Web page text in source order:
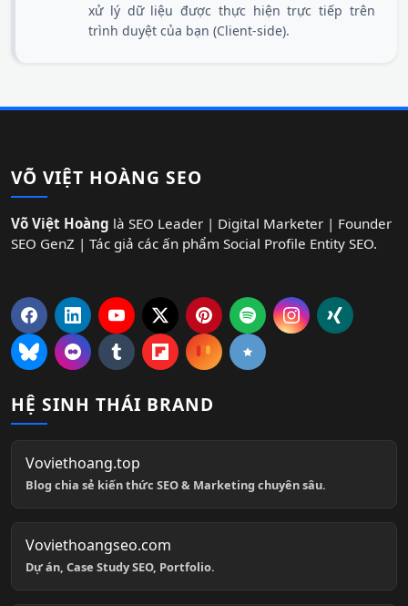
xử lý dữ liệu được thực hiện trực tiếp trên
trình duyệt của bạn (Client-side).
VÕ VIỆT HOÀNG SEO
Võ Việt Hoàng là SEO Leader | Digital Marketer | Founder
SEO GenZ | Tác giả các ấn phẩm Social Profile Entity SEO.
HỆ SINH THÁI BRAND
Voviethoang.top
Blog chia sẻ kiến thức SEO & Marketing chuyên sâu.
Voviethoangseo.com
Dự án, Case Study SEO, Portfolio.